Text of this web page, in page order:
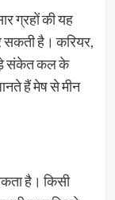
ग्रहों की यह
सकती है। करियर,
संकेत कल के
हैं मेष से मीन
है। किसी